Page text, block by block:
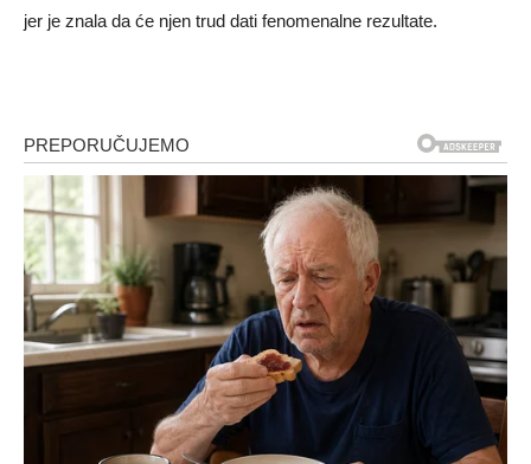
jer je znala da će njen trud dati fenomenalne rezultate.